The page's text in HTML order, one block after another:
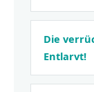
Die
Entlarvt!